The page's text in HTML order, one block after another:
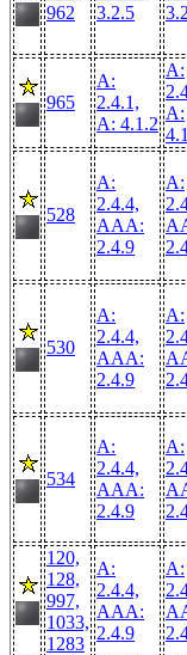
962
3.2.5
965
A:
2.4.1,
A: 4.1.2
A:
A:
528
A:
2.4.4,
AAA:
2.4.9
A:
530
A:
2.4.4,
AAA:
2.4.9
A:
534
A:
2.4.4,
AAA:
2.4.9
A:
120,
128,
997,
1033,
1283
A:
2.4.4,
AAA:
2.4.9
A: